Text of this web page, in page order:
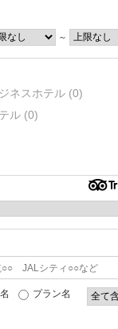
～
ネスホテル (0)
ル (0)
プラン名